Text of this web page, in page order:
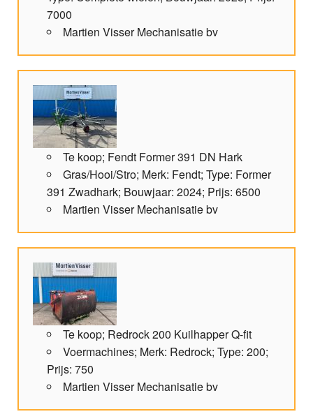
7000
Martien Visser Mechanisatie bv
Te koop; Fendt Former 391 DN Hark
Gras/Hooi/Stro; Merk: Fendt; Type: Former
391 Zwadhark; Bouwjaar: 2024; Prijs: 6500
Martien Visser Mechanisatie bv
Te koop; Redrock 200 Kuilhapper Q-fit
Voermachines; Merk: Redrock; Type: 200;
Prijs: 750
Martien Visser Mechanisatie bv